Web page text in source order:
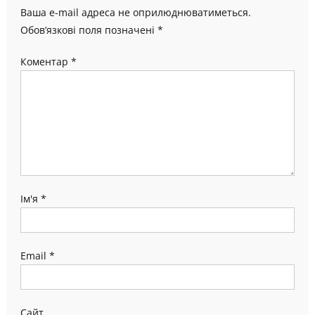
Ваша e-mail адреса не оприлюднюватиметься.
Обов’язкові поля позначені *
Коментар *
Ім'я *
Email *